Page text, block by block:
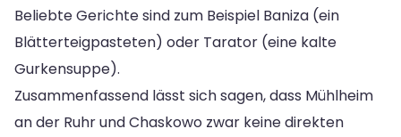
Beliebte Gerichte sind zum Beispiel Baniza (ein
Blätterteigpasteten) oder Tarator (eine kalte
Gurkensuppe).
Zusammenfassend lässt sich sagen, dass Mühlheim
an der Ruhr und Chaskowo zwar keine direkten